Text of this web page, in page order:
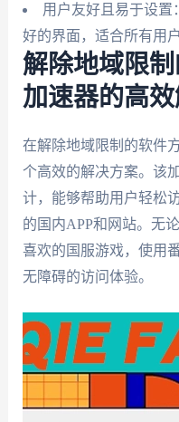
用户友好且易于设置
好的界面，适合所有用户
解除地域限
加速器的高
在解除地域限制的软件
个高效的解决方案。该
计，能够帮助用户轻松
的国内APP和网站。无
喜欢的国服游戏，使用
无障碍的访问体验。